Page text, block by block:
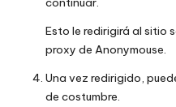
Esto le redirigirá al sitio
proxy de Anonymouse.
Una vez redirigido,
de costumbre.